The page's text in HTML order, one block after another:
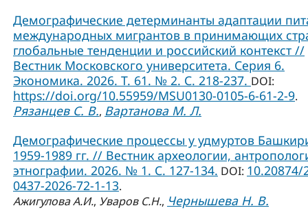
Демографические детерминанты адаптации
международных мигрантов в принимающих
глобальные тенденции и российский контекст //
Вестник Московского университета. Серия 6.
Экономика. 2026. Т. 61. № 2. С. 218-237. DOI:
https://doi.org/10.55959/MSU0130-0105-6-61-2-9.
Рязанцев С. В., Вартанова М. Л.
Демографические процессы у удмуртов
1959-1989 гг. // Вестник археологии,
этнографии. 2026. № 1. С. 127-134. DOI: 10.20874/
0437-2026-72-1-13.
Ажигулова А.И., Уваров С.Н., Чернышева Н. В.